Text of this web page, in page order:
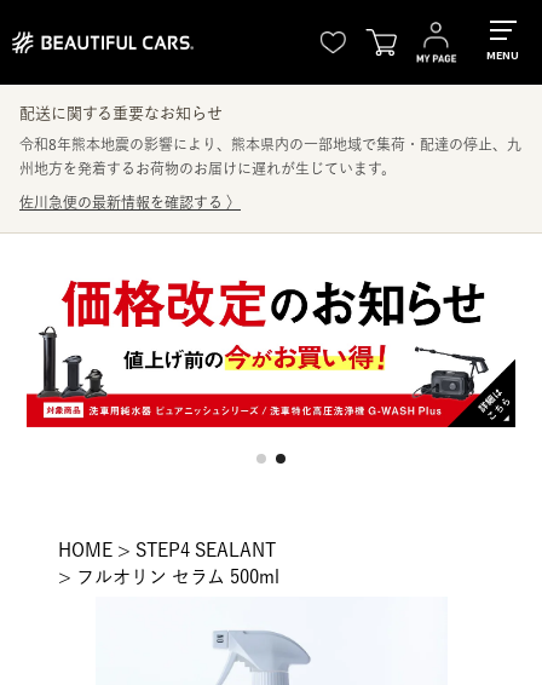
MENU
配送に関する重要なお知らせ
令和8年熊本地震の影響により、熊本県内の一部地域で集荷・配達の停止、九
州地方を発着するお荷物のお届けに遅れが生じています。
佐川急便の最新情報を確認する 〉
HOME
STEP4 SEALANT
フルオリン セラム 500ml